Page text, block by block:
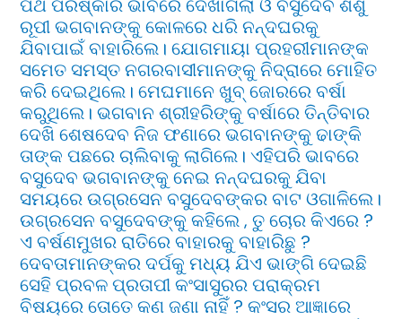
ପଥ ପରିଷ୍କାର ଭାବରେ ଦେଖାଗଲା ଓ ବସୁଦେବ ଶିଶୁ
ରୂପୀ ଭଗବାନଙ୍କୁ କୋଳରେ ଧରି ନନ୍ଦଘରକୁ
ଯିବାପାଇଁ ବାହାରିଲେ। ଯୋଗମାୟା ପ୍ରହରୀମାନଙ୍କ
ସମେତ ସମସ୍ତ ନଗରବାସୀମାନଙ୍କୁ ନିଦ୍ରାରେ ମୋହିତ
କରି ଦେଇଥିଲେ। ମେଘମାନେ ଖୁବ୍ ଜୋରରେ ବର୍ଷା
କରୁଥିଲେ। ଭଗବାନ ଶ୍ରୀହରିଙ୍କୁ ବର୍ଷାରେ ତିନ୍ତିବାର
ଦେଖି ଶେଷଦେବ ନିଜ ଫଣାରେ ଭଗବାନଙ୍କୁ ଢାଙ୍କି
ତାଙ୍କ ପଛରେ ଚାଲିବାକୁ ଲାଗିଲେ। ଏହିପରି ଭାବରେ
ବସୁଦେବ ଭଗବାନଙ୍କୁ ନେଇ ନନ୍ଦଘରକୁ ଯିବା
ସମୟରେ ଉଗ୍ରସେନ ବସୁଦେବଙ୍କର ବାଟ ଓଗାଳିଲେ।
ଉଗ୍ରସେନ ବସୁଦେବଙ୍କୁ କହିଲେ , ତୁ ଚୋର କିଏରେ ?
ଏ ବର୍ଷଣମୁଖର ରାତିରେ ବାହାରକୁ ବାହାରିଛୁ ?
ଦେବତାମାନଙ୍କର ଦର୍ପକୁ ମଧ୍ୟ ଯିଏ ଭାଙ୍ଗି ଦେଇଛି
ସେହି ପ୍ରବଳ ପ୍ରତାପୀ କଂସାସୁରର ପରାକ୍ରମ
ବିଷୟରେ ତୋତେ କଣ ଜଣା ନାହିଁ ? କଂସର ଆଜ୍ଞାରେ